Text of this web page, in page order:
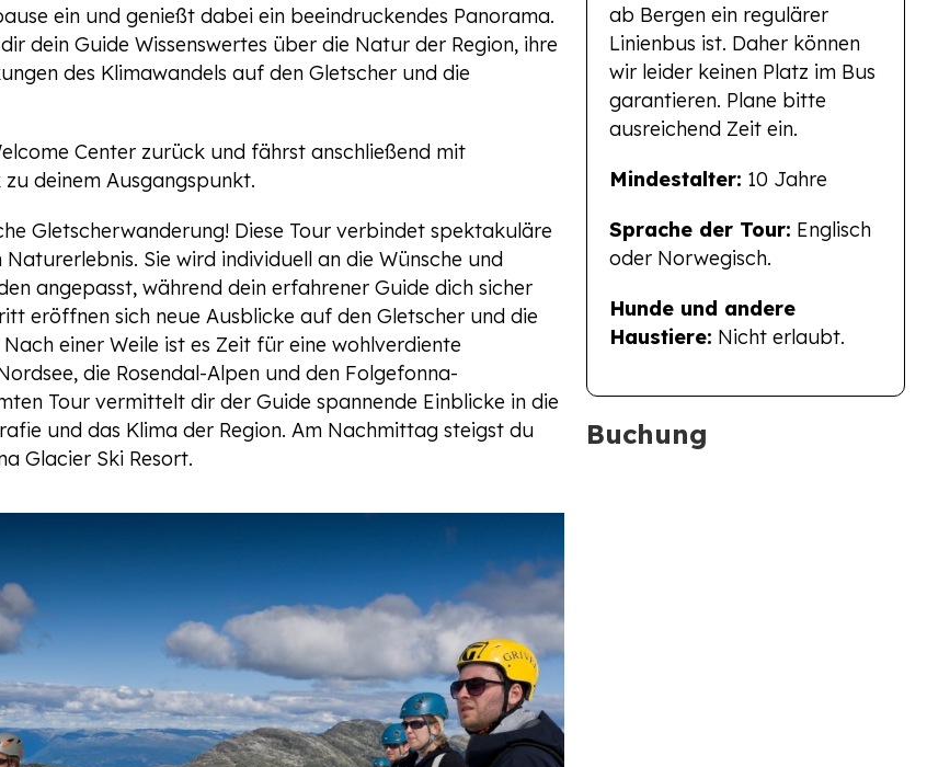
ein und genießt dabei ein beeindruckendes Panorama.
dein Guide Wissenswertes über die Natur der Region, ihre
des Klimawandels auf den Gletscher und die
Center zurück und fährst anschließend mit
deinem Ausgangspunkt.
Gletscherwanderung! Diese Tour verbindet spektakuläre
Sie wird individuell an die Wünsche und
angepasst, während dein erfahrener Guide dich sicher
eröffnen sich neue Ausblicke auf den Gletscher und die
einer Weile ist es Zeit für eine wohlverdiente
die Rosendal-Alpen und den Folgefonna-
Tour vermittelt dir der Guide spannende Einblicke in die
und das Klima der Region. Am Nachmittag steigst du
Glacier Ski Resort.
ab Bergen ein regulärer
Linienbus ist. Daher können
wir leider keinen Platz im Bus
garantieren. Plane bitte
ausreichend Zeit ein.
Mindestalter: 10 Jahre
Sprache der Tour: Englisch
oder Norwegisch.
Hunde und andere
Haustiere: Nicht erlaubt.
Buchung